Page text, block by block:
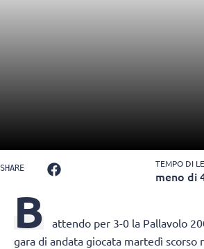
SHARE TEMPO DI
meno di
B
attendo per 3-0 la Pallavolo
gara di andata giocata martedì scorso